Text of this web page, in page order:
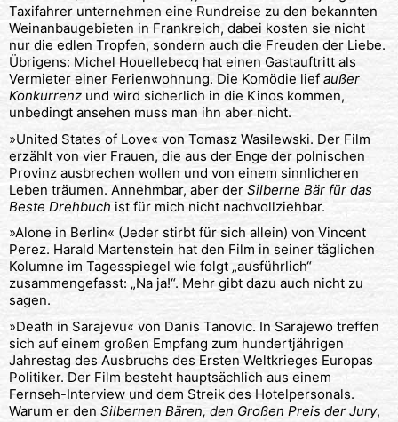
Taxifahrer unternehmen eine Rundreise zu den bekannten
Weinanbaugebieten in Frankreich, dabei kosten sie nicht
nur die edlen Tropfen, sondern auch die Freuden der Liebe.
Übrigens: Michel Houellebecq hat einen Gastauftritt als
Vermieter einer Ferienwohnung. Die Komödie lief außer
Konkurrenz und wird sicherlich in die Kinos kommen,
unbedingt ansehen muss man ihn aber nicht.
»United States of Love« von Tomasz Wasilewski. Der Film
erzählt von vier Frauen, die aus der Enge der polnischen
Provinz ausbrechen wollen und von einem sinnlicheren
Leben träumen. Annehmbar, aber der Silberne Bär für das
Beste Drehbuch ist für mich nicht nachvollziehbar.
»Alone in Berlin« (Jeder stirbt für sich allein) von Vincent
Perez. Harald Martenstein hat den Film in seiner täglichen
Kolumne im Tagesspiegel wie folgt „ausführlich“
zusammengefasst: „Na ja!“. Mehr gibt dazu auch nicht zu
sagen.
»Death in Sarajevu« von Danis Tanovic. In Sarajewo treffen
sich auf einem großen Empfang zum hundertjährigen
Jahrestag des Ausbruchs des Ersten Weltkrieges Europas
Politiker. Der Film besteht hauptsächlich aus einem
Fernseh-Interview und dem Streik des Hotelpersonals.
Warum er den Silbernen Bären, den Großen Preis der Jury,